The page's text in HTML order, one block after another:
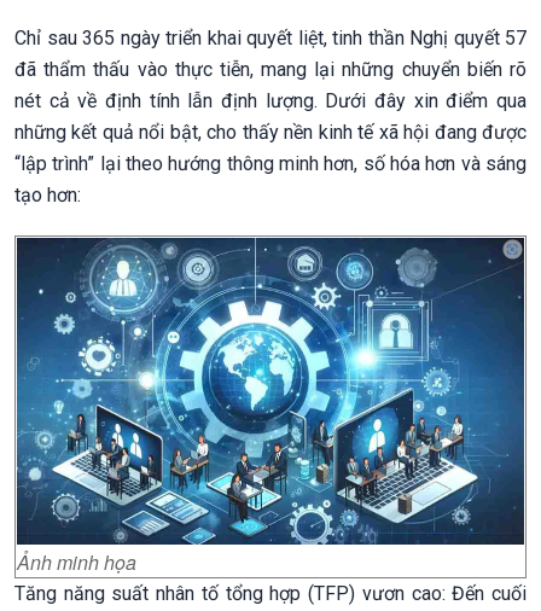
Chỉ sau 365 ngày triển khai quyết liệt, tinh thần Nghị quyết 57
đã thẩm thấu vào thực tiễn, mang lại những chuyển biến rõ
nét cả về định tính lẫn định lượng. Dưới đây xin điểm qua
những kết quả nổi bật, cho thấy nền kinh tế xã hội đang được
“lập trình” lại theo hướng thông minh hơn, số hóa hơn và sáng
tạo hơn:
Ảnh minh họa
Tăng năng suất nhân tố tổng hợp (TFP) vươn cao: Đến cuối